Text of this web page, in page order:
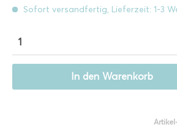
Sofort versandfertig, Lieferzeit: 1-3
In den Warenkorb